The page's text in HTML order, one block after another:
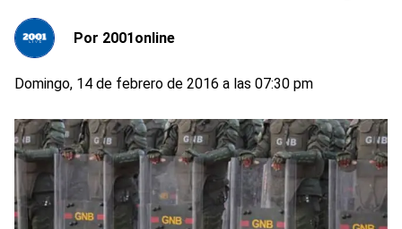
Por 2001online
Domingo, 14 de febrero de 2016 a las 07:30 pm